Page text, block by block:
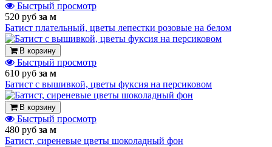
Быстрый просмотр
520 руб за м
Батист плательный, цветы лепестки розовые на белом
В корзину
Быстрый просмотр
610 руб за м
Батист с вышивкой, цветы фуксия на персиковом
В корзину
Быстрый просмотр
480 руб за м
Батист, сиреневые цветы шоколадный фон